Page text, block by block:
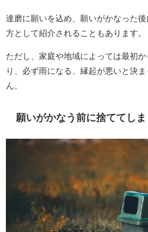
達磨に願いを込め、願いがかなった
方として紹介されることもあります。
ただし、家庭や地域によっては最初
り、必ず雨になる、縁起が悪いと決
ん。
願いがかなう前に捨ててしま